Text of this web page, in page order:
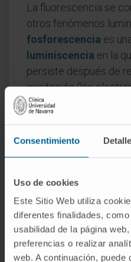
Consentimiento
Uso de cookies
Este Sitio Web utiliza
diferentes finalidades,
usabilidad de la página
preferencias o realizar
web. A continuación,
La fluorescencia se
otros fenómenos
fosforescencia es
luminiscencia en la
persiste después de
excitación (los
tiempo en el estado
esferas de los relojes
organismos vivos
ciertas medusas)
químicas, no por
externa. Y la
luz a partir de una